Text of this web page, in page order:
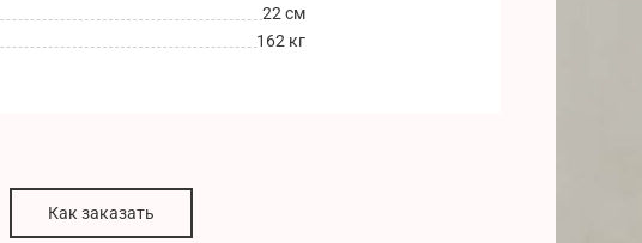
22 см
162 кг
Как заказать